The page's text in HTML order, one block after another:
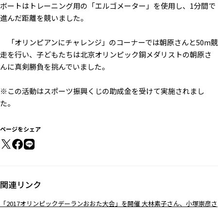
ボートはトレーニング用の「エルゴメーター」を使用し、1分間で
進んだ距離を競いました。
「オリンピアンにチャレンジ」のコーナーでは朝原さんと50m競
走を行い、子どもたちは北京オリンピック銅メダリストの朝原さ
んに真剣勝負を挑んでいました。
※この活動はスポーツ振興くじの助成金を受けて実施されまし
た。
ページをシェア
関連リンク
「2017オリンピックデーランおおた大会」を開催 大林素子さん、小塚崇彦さ